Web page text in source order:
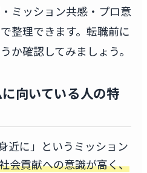
ミッション共感・プロ意
整理できます。転職前に
か確認してみましょう。
向いている人の特
近に」というミッション
会貢献への意識が高く、